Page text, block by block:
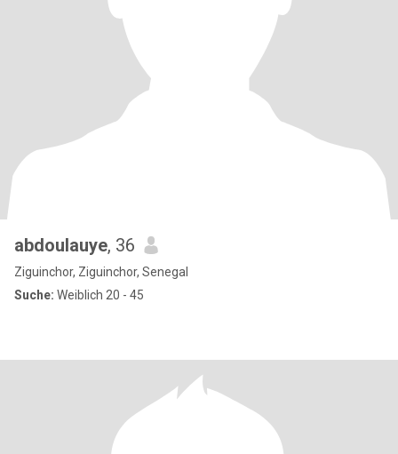
abdoulauye, 36
Ziguinchor, Ziguinchor, Senegal
Suche: Weiblich 20 - 45